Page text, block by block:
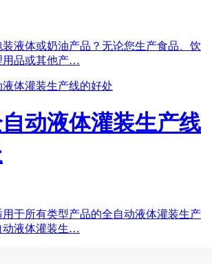
液体或奶油产品？无论您生产食品、饮
用品或其他产…
动液体灌装生产线
于所有类型产品的全自动液体灌装生产
动液体灌装生…